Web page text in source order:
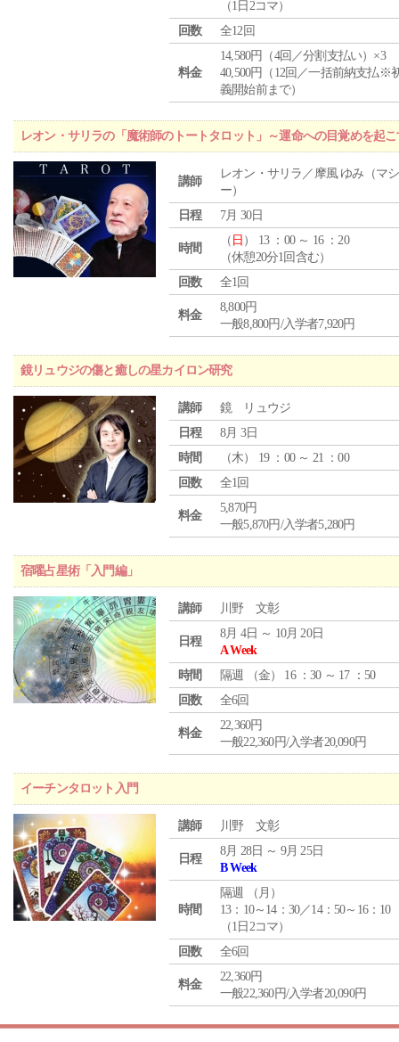
（1日2コマ）
回数
全12回
料金
14,580円（4回／分割支払い）×3
40,500円（12回／一括前納支払※
義開始前まで）
レオン・サリラの「魔術師のトートタロット」～運命への目覚めを起
講師
レオン・サリラ／摩風 ゆみ（マ
ー）
日程
7月 30日
時間
（ 日 ） 13 ：00 ～ 16 ：20
（休憩20分1回含む）
回数
全1回
料金
8,800円
一般8,800円/入学者7,920円
鏡リュウジの傷と癒しの星カイロン研究
講師
鏡 リュウジ
日程
8月 3日
時間
（木） 19 ：00 ～ 21 ：00
回数
全1回
料金
5,870円
一般5,870円/入学者5,280円
宿曜占星術「入門編」
講師 川野 文彰
日程
8月 4日 ～ 10月 20日
A Week
時間
隔週 （金） 16 ：30 ～ 17 ：50
回数
全6回
料金
22,360円
一般22,360円/入学者20,090円
イーチンタロット入門
講師 川野 文彰
日程
8月 28日 ～ 9月 25日
B Week
時間
隔週 （ 月 ）
13：10～14：30／14：50～16：10
（1日2コマ）
回数
全6回
料金
22,360円
一般22,360円/入学者20,090円